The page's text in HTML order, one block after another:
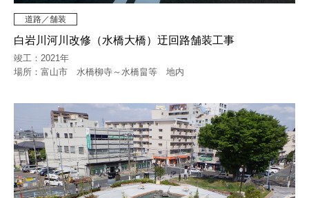
道路／舗装
白岩川河川改修（水橋大橋）迂回路舗装工事
竣工：2021年
場所：富山市 水橋柳寺～水橋畠等 地内